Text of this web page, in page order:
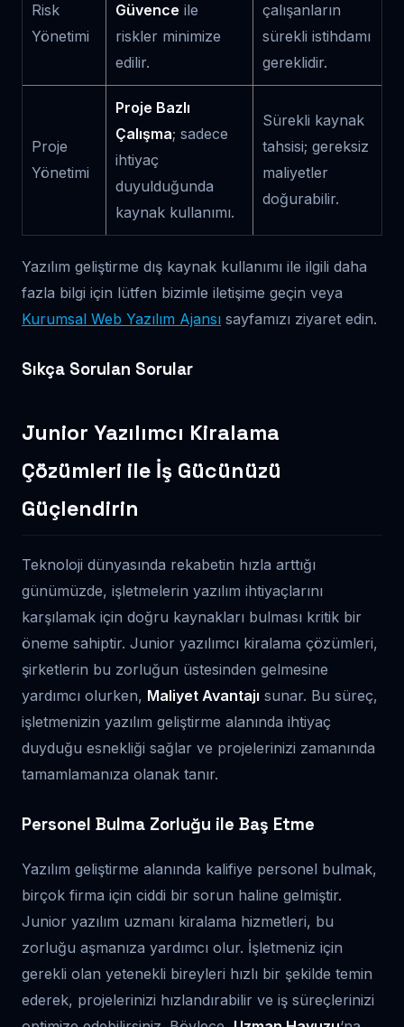
Risk
Yönetimi
Güvence ile
riskler minimize
edilir.
çalışanların
sürekli istihdamı
gereklidir.
Proje
Yönetimi
Proje Bazlı
Çalışma; sadece
ihtiyaç
duyulduğunda
kaynak kullanımı.
Sürekli kaynak
tahsisi; gereksiz
maliyetler
doğurabilir.
Yazılım geliştirme dış kaynak kullanımı ile ilgili daha
fazla bilgi için lütfen bizimle iletişime geçin veya
Kurumsal Web Yazılım Ajansı sayfamızı ziyaret edin.
Sıkça Sorulan Sorular
Junior Yazılımcı Kiralama
Çözümleri ile İş Gücünüzü
Güçlendirin
Teknoloji dünyasında rekabetin hızla arttığı
günümüzde, işletmelerin yazılım ihtiyaçlarını
karşılamak için doğru kaynakları bulması kritik bir
öneme sahiptir. Junior yazılımcı kiralama çözümleri,
şirketlerin bu zorluğun üstesinden gelmesine
yardımcı olurken, Maliyet Avantajı sunar. Bu süreç,
işletmenizin yazılım geliştirme alanında ihtiyaç
duyduğu esnekliği sağlar ve projelerinizi zamanında
tamamlamanıza olanak tanır.
Personel Bulma Zorluğu ile Baş Etme
Yazılım geliştirme alanında kalifiye personel bulmak,
birçok firma için ciddi bir sorun haline gelmiştir.
Junior yazılım uzmanı kiralama hizmetleri, bu
zorluğu aşmanıza yardımcı olur. İşletmeniz için
gerekli olan yetenekli bireyleri hızlı bir şekilde temin
ederek, projelerinizi hızlandırabilir ve iş süreçlerinizi